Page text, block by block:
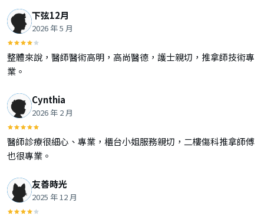
下弦12月
2026 年 5 月
整體來說，醫師醫術高明，高尚醫德，護士親切，推拿師技術專
業。
Cynthia
2026 年 2 月
醫師診療很細心、專業，櫃台小姐服務親切，二樓傷科推拿師傅
也很專業。
友善時光
2025 年 12 月